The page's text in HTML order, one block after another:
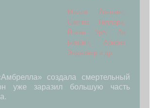
Милла Йовович,
Сиенна Гиллори,
Йохан Урб, Ли
Бинбин, Ариана
Энджинир и др.
создала смертельный
уже заразил большую часть